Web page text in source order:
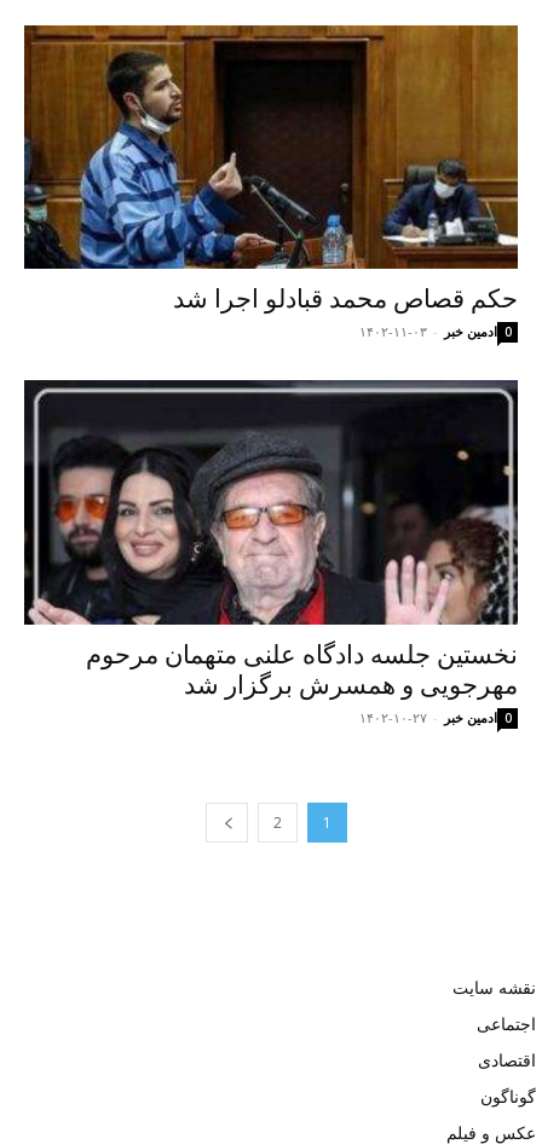
حکم قصاص محمد قبادلو اجرا شد
ادمین خبر - ۱۴۰۲-۱۱-۰۳ 0
نخستین جلسه دادگاه علنی متهمان مرحوم
مهرجویی و همسرش برگزار شد
ادمین خبر - ۱۴۰۲-۱۰-۲۷ 0
1
2
نقشه سایت
اجتماعی
اقتصادی
گوناگون
عکس و فیلم